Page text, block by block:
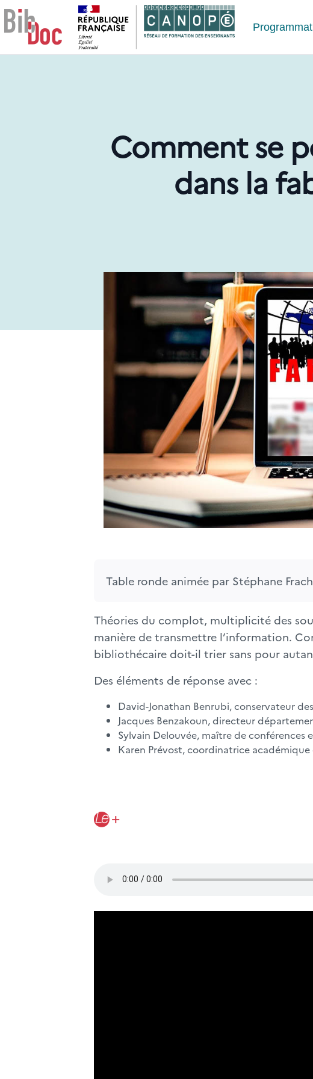
Comment se
dans la
Table ronde animée par Stéphane
Théories du complot, multiplicité des
manière de transmettre l’information.
bibliothécaire doit-il trier sans pour
Des éléments de réponse avec :
David-Jonathan Benrubi, conservateur
Jacques Benzakoun, directeur
Sylvain Delouvée, maître de conférences
Karen Prévost, coordinatrice académique
Le respect de votre vie privée est notre priorité